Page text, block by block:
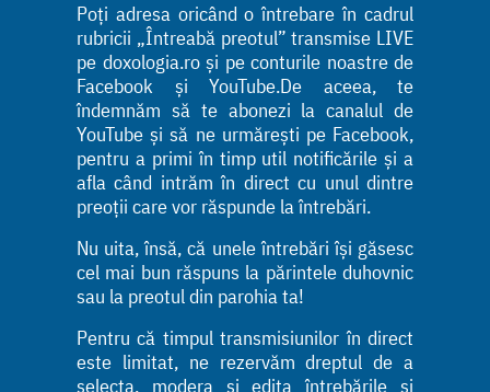
Poți adresa oricând o întrebare în cadrul
rubricii „Întreabă preotul” transmise LIVE
pe doxologia.ro și pe conturile noastre de
Facebook și YouTube.De aceea, te
îndemnăm să te abonezi la canalul de
YouTube și să ne urmărești pe Facebook,
pentru a primi în timp util notificările și a
afla când intrăm în direct cu unul dintre
preoții care vor răspunde la întrebări.
Nu uita, însă, că unele întrebări își găsesc
cel mai bun răspuns la părintele duhovnic
sau la preotul din parohia ta!
Pentru că timpul transmisiunilor în direct
este limitat, ne rezervăm dreptul de a
selecta, modera și edita întrebările și